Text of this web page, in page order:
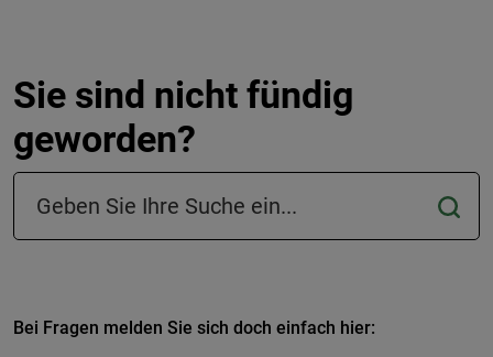
Sie sind nicht fündig
geworden?
Suchfeld in der Fußzeile
Bei Fragen melden Sie sich doch einfach hier: